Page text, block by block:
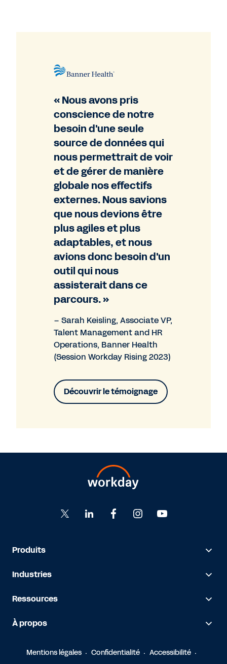
« Nous avons pris
conscience de notre
besoin d'une seule
source de données qui
nous permettrait de voir
et de gérer de manière
globale nos effectifs
externes. Nous savions
que nous devions être
plus agiles et plus
adaptables, et nous
avions donc besoin d'un
outil qui nous
assisterait dans ce
parcours. »
– Sarah Keisling, Associate VP,
Talent Management and HR
Operations, Banner Health
(Session Workday Rising 2023)
Découvrir le témoignage
Produits
Industries
Ressources
À propos
Mentions légales Confidentialité Accessibilité